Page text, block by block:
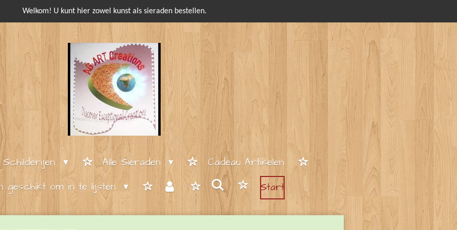
Welkom! U kunt hier zowel kunst als sieraden bestellen.
Schilderijen Alle Sieraden
Cadeau Artikelen
geschikt om in te lijsten
Start